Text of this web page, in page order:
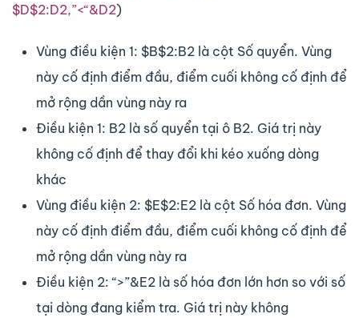
$D$2:D2,”<“&D2)
Vùng điều kiện 1: $B$2:B2 là cột Số quyển. Vùng
này cố định điểm đầu, điểm cuối không cố định để
mở rộng dần vùng này ra
Điều kiện 1: B2 là số quyển tại ô B2. Giá trị này
không cố định để thay đổi khi kéo xuống dòng
khác
Vùng điều kiện 2: $E$2:E2 là cột Số hóa đơn. Vùng
này cố định điểm đầu, điểm cuối không cố định để
mở rộng dần vùng này ra
Điều kiện 2: “>”&E2 là số hóa đơn lớn hơn so với số
tại dòng đang kiểm tra. Giá trị này không